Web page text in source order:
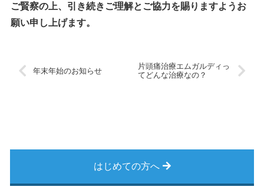
ご賢察の上、引き続きご理解とご協力を賜りますようお
願い申し上げます。
年末年始のお知らせ
片頭痛治療エムガルディっ
てどんな治療なの？
はじめての方へ